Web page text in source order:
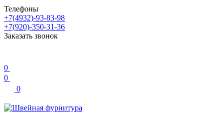
Телефоны
+7(4932)-93-83-98
+7(920)-350-31-36
Заказать звонок
0
0
0